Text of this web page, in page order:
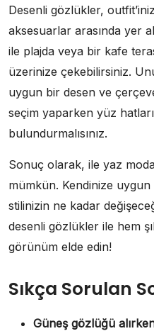
Desenli gözlükler,
aksesuarlar arasında yer
ile plajda veya bir kafe
üzerinize çekebilirsiniz.
uygun bir desen ve
seçim yaparken yüz
bulundurmalısınız.
Sonuç olarak, ile yaz
mümkün. Kendinize
stilinizin ne kadar
desenli gözlükler ile hem
görünüm elde edin!
Sıkça Sorulan
Güneş gözlüğü